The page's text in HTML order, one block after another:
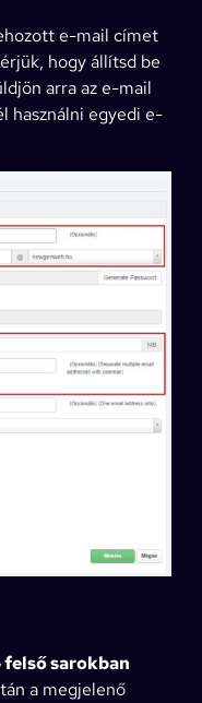
e-mail címet
hogy állítsd be
arra az e-mail
használni egyedi e-
felső sarokban
a megjelenő